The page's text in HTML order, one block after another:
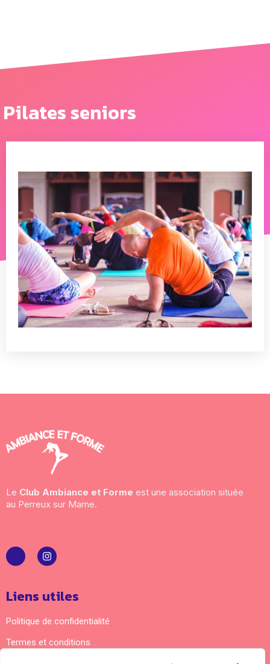
Pilates seniors
Le Club Ambiance et Forme est une association située
au Perreux sur Marne.
Liens utiles
Politique de confidentialité
Termes et conditions